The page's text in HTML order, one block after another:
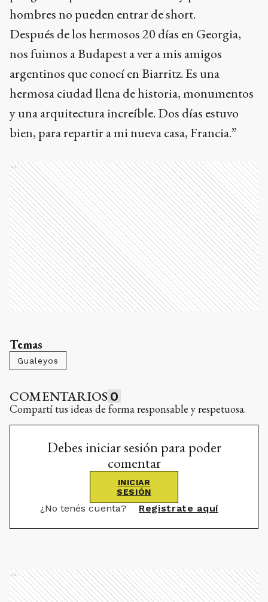
hombres no pueden entrar de short.
Después de los hermosos 20 días en Georgia,
nos fuimos a Budapest a ver a mis amigos
argentinos que conocí en Biarritz. Es una
hermosa ciudad llena de historia, monumentos
y una arquitectura increíble. Dos días estuvo
bien, para repartir a mi nueva casa, Francia.”
Ads
Temas
Gualeyos
COMENTARIOS 0
Compartí tus ideas de forma responsable y respetuosa.
Debes iniciar sesión para poder
comentar
INICIAR
SESIÓN
¿No tenés cuenta? Registrate aquí
Ads